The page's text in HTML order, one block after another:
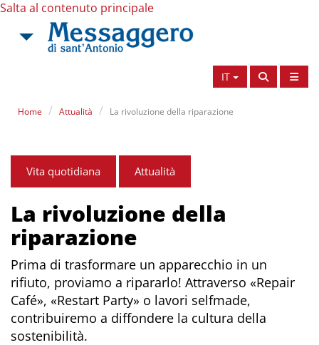
Salta al contenuto principale
IT
Home Attualità La rivoluzione della riparazione
Vita quotidiana Attualità
La rivoluzione della
riparazione
Prima di trasformare un apparecchio in un
rifiuto, proviamo a ripararlo! Attraverso «Repair
Café», «Restart Party» o lavori selfmade,
contribuiremo a diffondere la cultura della
sostenibilità.